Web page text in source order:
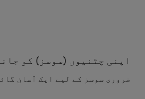
اپنی چٹنیوں (سوسز) کو
ضروری سوسز کے لیے ایک آسان